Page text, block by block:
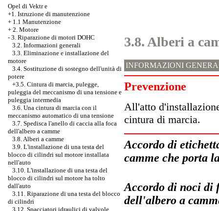
Opel di Vektr e
+1. Istruzione di manutenzione
+ 1.1 Manutenzione
+ 2. Motore
- 3. Riparazione di motori DOHC
3.2. Informazioni generali
3.3. Eliminazione e installazione del
motore
3.4. Sostituzione di sostegno dell'unità di
potere
+3.5. Cintura di marcia, pulegge,
puleggia del meccanismo di una tensione e
puleggia intermedia
3.6. Una cintura di marcia con il
meccanismo automatico di una tensione
3.7. Spedisca l'anello di caccia alla foca
dell'albero a camme
3.8. Alberi a camme
3.9. L'installazione di una testa del
blocco di cilindri sul motore installata
nell'auto
3.10. L'installazione di una testa del
blocco di cilindri sul motore ha tolto
dall'auto
3.11. Riparazione di una testa del blocco
di cilindri
3.12. Spacciatori idraulici di valvole
3.8. Alberi a
INFORMAZIONI
Prevenzione
All'atto
cintura di marcia.
Accordo di
camme che porta
Accordo di noci di
dell'albero a